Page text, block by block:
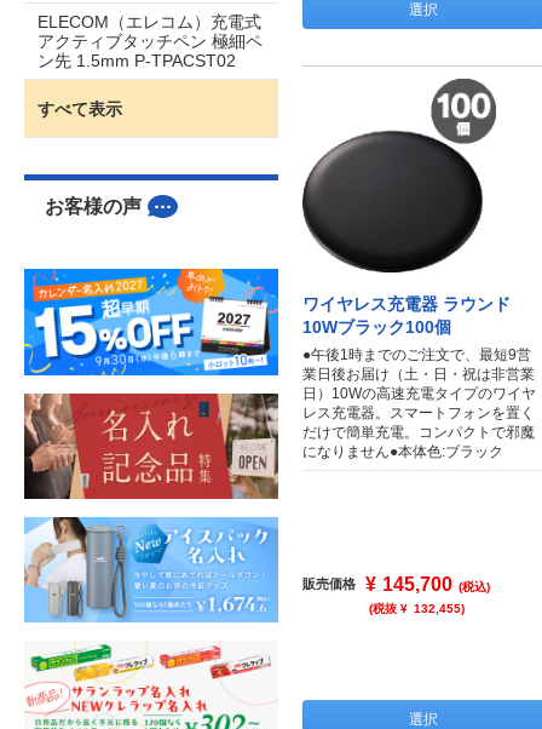
選択
ワイヤレス充電器 ラウンド
10Wブラック100個
●午後1時までのご注文で、最短9営
業日後お届け（土・日・祝は非営業
日）10Wの高速充電タイプのワイヤ
レス充電器。スマートフォンを置く
だけで簡単充電。コンパクトで邪魔
になりません●本体色:ブラック
販売価格 ¥ 145,700 (税込)
(税抜 ¥ 132,455)
選択
ELECOM（エレコム）充電式
アクティブタッチペン 極細ペ
ン先 1.5mm P-TPACST02
すべて表示
お客様の声